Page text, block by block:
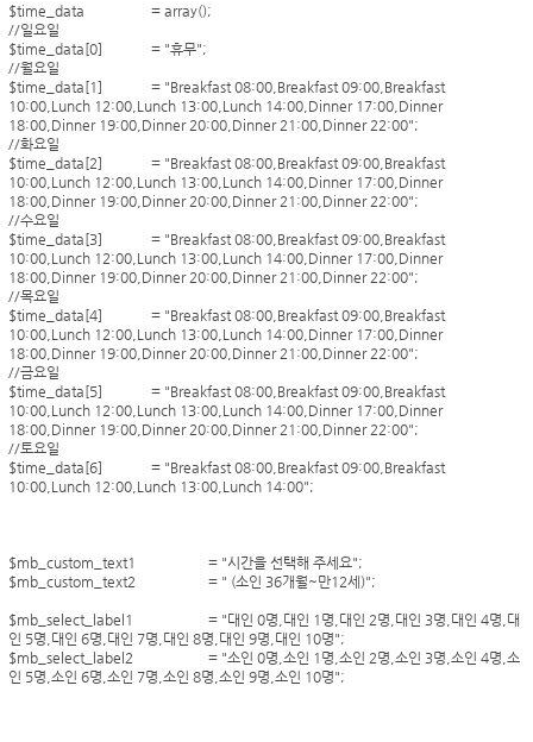
$time_data
= array();
//일요일
$time_data[0]
= "휴무";
//월요일
$time_data[1]
= "Breakfast 08:00,Breakfast 09:00,Breakfast
10:00,Lunch 12:00,Lunch 13:00,Lunch 14:00,Dinner 17:00,Dinner
18:00,Dinner 19:00,Dinner 20:00,Dinner 21:00,Dinner 22:00";
//화요일
$time_data[2]
= "Breakfast 08:00,Breakfast 09:00,Breakfast
10:00,Lunch 12:00,Lunch 13:00,Lunch 14:00,Dinner 17:00,Dinner
18:00,Dinner 19:00,Dinner 20:00,Dinner 21:00,Dinner 22:00";
//수요일
$time_data[3]
= "Breakfast 08:00,Breakfast 09:00,Breakfast
10:00,Lunch 12:00,Lunch 13:00,Lunch 14:00,Dinner 17:00,Dinner
18:00,Dinner 19:00,Dinner 20:00,Dinner 21:00,Dinner 22:00";
//목요일
$time_data[4]
= "Breakfast 08:00,Breakfast 09:00,Breakfast
10:00,Lunch 12:00,Lunch 13:00,Lunch 14:00,Dinner 17:00,Dinner
18:00,Dinner 19:00,Dinner 20:00,Dinner 21:00,Dinner 22:00";
//금요일
$time_data[5]
= "Breakfast 08:00,Breakfast 09:00,Breakfast
10:00,Lunch 12:00,Lunch 13:00,Lunch 14:00,Dinner 17:00,Dinner
18:00,Dinner 19:00,Dinner 20:00,Dinner 21:00,Dinner 22:00";
//토요일
$time_data[6]
= "Breakfast 08:00,Breakfast 09:00,Breakfast
10:00,Lunch 12:00,Lunch 13:00,Lunch 14:00";
$mb_custom_text1
= "시간을 선택해 주세요";
$mb_custom_text2
= " (소인 36개월~만12세)";
$mb_select_label1
= "대인 0명,대인 1명,대인 2명,대인 3명,대인 4명,대
인 5명,대인 6명,대인 7명,대인 8명,대인 9명,대인 10명";
$mb_select_label2
= "소인 0명,소인 1명,소인 2명,소인 3명,소인 4명,소
인 5명,소인 6명,소인 7명,소인 8명,소인 9명,소인 10명";